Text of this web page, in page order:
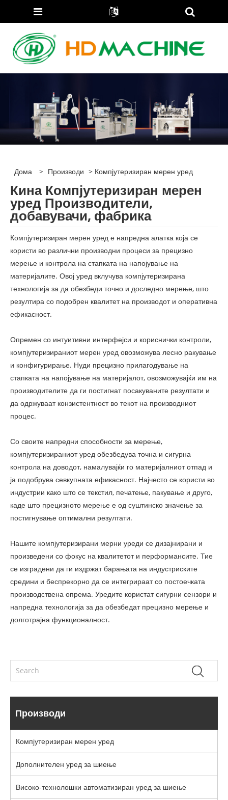
Дома > Производи > Компјутеризиран мерен уред
Кина Компјутеризиран мерен
уред Производители,
добавувачи, фабрика
Компјутеризиран мерен уред е напредна алатка која се
користи во различни производни процеси за прецизно
мерење и контрола на стапката на напојување на
материјалите. Овој уред вклучува компјутеризирана
технологија за да обезбеди точно и доследно мерење, што
резултира со подобрен квалитет на производот и оперативна
ефикасност.
Опремен со интуитивни интерфејси и кориснички контроли,
компјутеризираниот мерен уред овозможува лесно ракување
и конфигурирање. Нуди прецизно прилагодување на
стапката на напојување на материјалот, овозможувајќи им на
производителите да ги постигнат посакуваните резултати и
да одржуваат конзистентност во текот на производниот
процес.
Со своите напредни способности за мерење,
компјутеризираниот уред обезбедува точна и сигурна
контрола на доводот, намалувајќи го материјалниот отпад и
ја подобрува севкупната ефикасност. Најчесто се користи во
индустрии како што се текстил, печатење, пакување и друго,
каде што прецизното мерење е од суштинско значење за
постигнување оптимални резултати.
Нашите компјутеризирани мерни уреди се дизајнирани и
произведени со фокус на квалитетот и перформансите. Тие
се изградени да ги издржат барањата на индустриските
средини и беспрекорно да се интегрираат со постоечката
производствена опрема. Уредите користат сигурни сензори и
напредна технологија за да обезбедат прецизно мерење и
долготрајна функционалност.
Производи
Компјутеризиран мерен уред
Дополнителен уред за шиење
Високо-технолошки автоматизиран уред за шиење